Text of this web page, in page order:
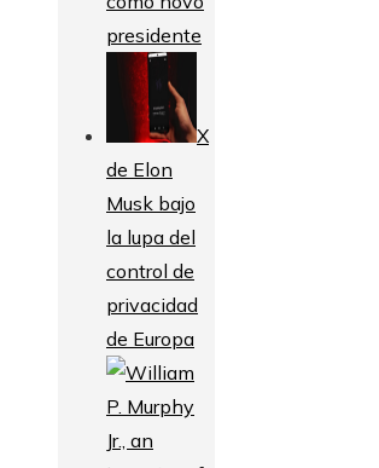
presidente
X
de Elon
Musk bajo
la lupa del
control de
privacidad
de Europa